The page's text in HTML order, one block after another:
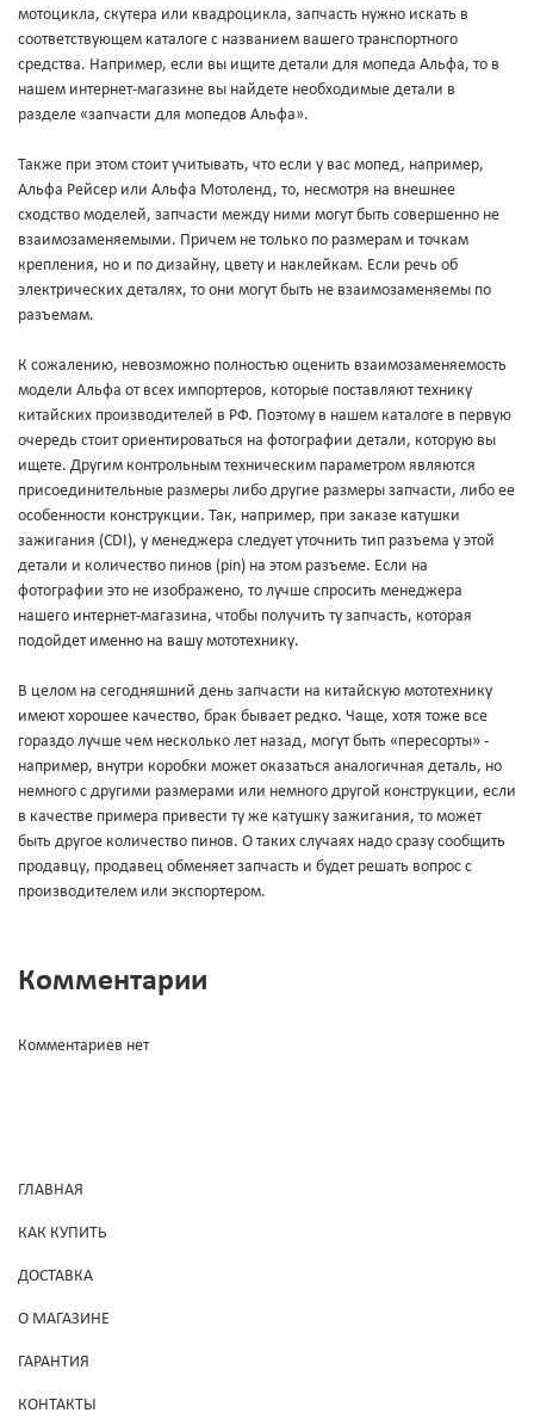
мотоцикла, скутера или квадроцикла, запчасть нужно искать в
соответствующем каталоге с названием вашего транспортного
средства. Например, если вы ищите детали для мопеда Альфа, то в
нашем интернет-магазине вы найдете необходимые детали в
разделе «запчасти для мопедов Альфа».
Также при этом стоит учитывать, что если у вас мопед, например,
Альфа Рейсер или Альфа Мотоленд, то, несмотря на внешнее
сходство моделей, запчасти между ними могут быть совершенно не
взаимозаменяемыми. Причем не только по размерам и точкам
крепления, но и по дизайну, цвету и наклейкам. Если речь об
электрических деталях, то они могут быть не взаимозаменяемы по
разъемам.
К сожалению, невозможно полностью оценить взаимозаменяемость
модели Альфа от всех импортеров, которые поставляют технику
китайских производителей в РФ. Поэтому в нашем каталоге в первую
очередь стоит ориентироваться на фотографии детали, которую вы
ищете. Другим контрольным техническим параметром являются
присоединительные размеры либо другие размеры запчасти, либо ее
особенности конструкции. Так, например, при заказе катушки
зажигания (CDI), у менеджера следует уточнить тип разъема у этой
детали и количество пинов (pin) на этом разъеме. Если на
фотографии это не изображено, то лучше спросить менеджера
нашего интернет-магазина, чтобы получить ту запчасть, которая
подойдет именно на вашу мототехнику.
В целом на сегодняшний день запчасти на китайскую мототехнику
имеют хорошее качество, брак бывает редко. Чаще, хотя тоже все
гораздо лучше чем несколько лет назад, могут быть «пересорты» -
например, внутри коробки может оказаться аналогичная деталь, но
немного с другими размерами или немного другой конструкции, если
в качестве примера привести ту же катушку зажигания, то может
быть другое количество пинов. О таких случаях надо сразу сообщить
продавцу, продавец обменяет запчасть и будет решать вопрос с
производителем или экспортером.
Комментарии
Комментариев нет
ГЛАВНАЯ
КАК КУПИТЬ
ДОСТАВКА
О МАГАЗИНЕ
ГАРАНТИЯ
КОНТАКТЫ